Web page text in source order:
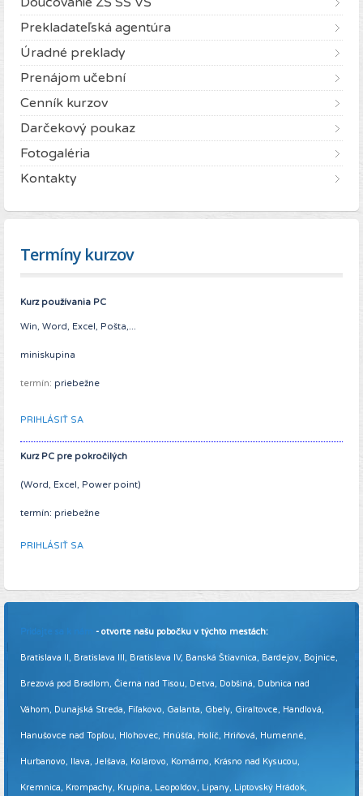
Prekladateľská agentúra
Úradné preklady
Prenájom učební
Cenník kurzov
Darčekový poukaz
Fotogaléria
Kontakty
Termíny kurzov
Kurz používania PC
Win, Word, Excel, Pošta,...
miniskupina
termín: priebežne
PRIHLÁSIŤ SA
Kurz PC pre pokročilých
(Word, Excel, Power point)
termín: priebežne
PRIHLÁSIŤ SA
Pridajte sa k nám - otvorte našu pobočku v týchto mestách:
Bratislava II, Bratislava III, Bratislava IV, Banská Štiavnica, Bardejov, Bojnice,
Brezová pod Bradlom, Čierna nad Tisou, Detva, Dobšiná, Dubnica nad
Váhom, Dunajská Streda, Fiľakovo, Galanta, Gbely, Giraltovce, Handlová,
Hanušovce nad Topľou, Hlohovec, Hnúšťa, Holíč, Hriňová, Humenné,
Hurbanovo, Ilava, Jelšava, Kolárovo, Komárno, Krásno nad Kysucou,
Kremnica, Krompachy, Krupina, Leopoldov, Lipany, Liptovský Hrádok,